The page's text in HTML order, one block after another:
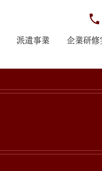
派遣事業 企業研修